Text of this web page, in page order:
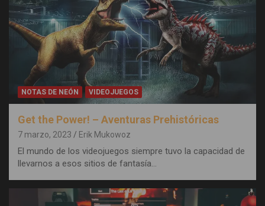
NOTAS DE NEÓN VIDEOJUEGOS
Get the Power! – Aventuras Prehistóricas
7 marzo, 2023 Erik Mukowoz
El mundo de los videojuegos siempre tuvo la capacidad de
llevarnos a esos sitios de fantasía…